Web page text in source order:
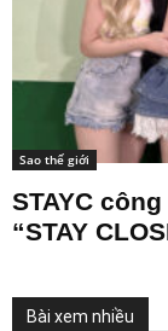
Sao thế giới
STAYC
“STAY
Bài xem nhiều